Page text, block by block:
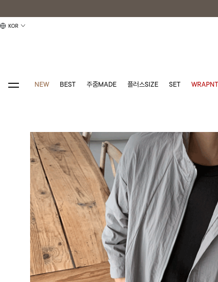
KOR
NEW BEST 주줌MADE 플러스SIZE SET